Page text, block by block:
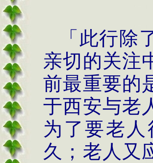
「此行除
亲切的关注
前最重要的
于西安与老
为了要老
久；老人又